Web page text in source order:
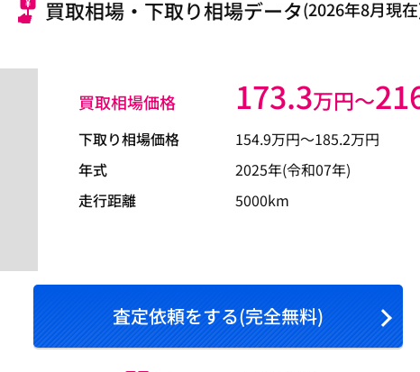
買取相場・下取り相場データ(2026年8月現
買取相場価格 173.3万円〜
下取り相場価格 154.9万円〜185.2万円
年式
2025年(令和07年)
走行距離
5000km
査定依頼をする(完全無料)